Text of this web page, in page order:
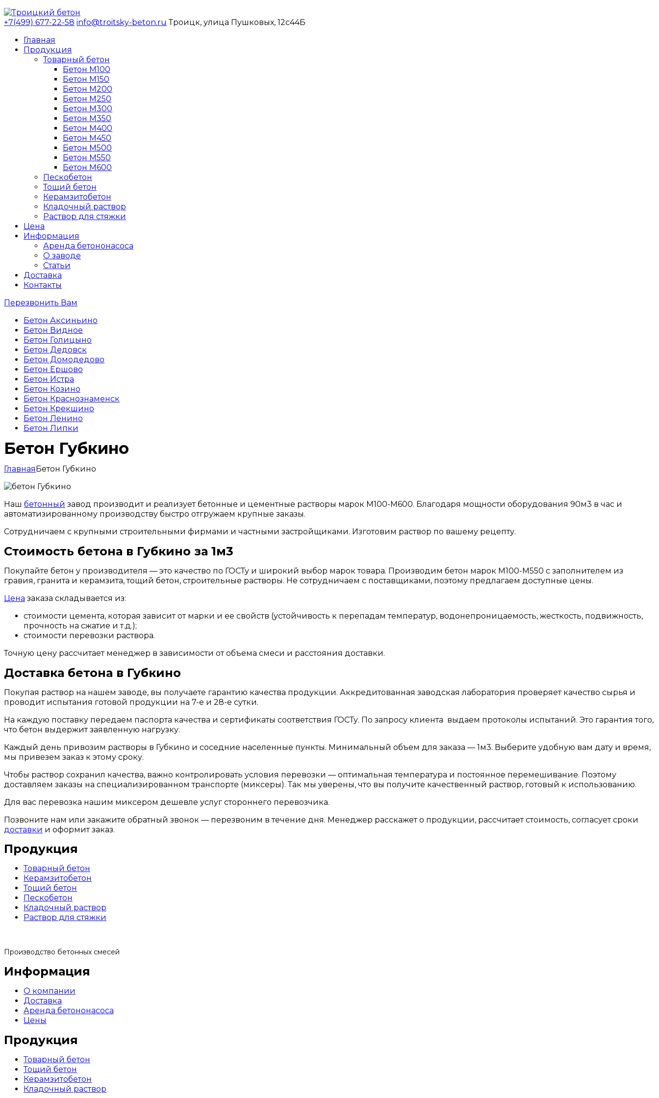
+7(499) 677-22-58 info@troitsky-beton.ru Троицк, улица Пушковых, 12с44Б
Главная
Продукция
Товарный бетон
Бетон М100
Бетон М150
Бетон М200
Бетон М250
Бетон М300
Бетон М350
Бетон М400
Бетон М450
Бетон М500
Бетон М550
Бетон М600
Пескобетон
Тощий бетон
Керамзитобетон
Кладочный раствор
Раствор для стяжки
Цена
Информация
Аренда бетононасоса
О заводе
Статьи
Доставка
Контакты
Перезвонить Вам
Бетон Аксиньино
Бетон Видное
Бетон Голицыно
Бетон Дедовск
Бетон Домодедово
Бетон Ершово
Бетон Истра
Бетон Козино
Бетон Краснознаменск
Бетон Крекшино
Бетон Ленино
Бетон Липки
Бетон Губкино
ГлавнаяБетон Губкино
Наш бетонный завод производит и реализует бетонные и цементные растворы марок М100-М600. Благодаря мощности оборудования 90м3 в час и
автоматизированному производству быстро отгружаем крупные заказы.
Сотрудничаем с крупными строительными фирмами и частными застройщиками. Изготовим раствор по вашему рецепту.
Стоимость бетона в Губкино за 1м3
Покупайте бетон у производителя — это качество по ГОСТу и широкий выбор марок товара. Производим бетон марок М100-М550 с заполнителем из
гравия, гранита и керамзита, тощий бетон, строительные растворы. Не сотрудничаем с поставщиками, поэтому предлагаем доступные цены.
Цена заказа складывается из:
стоимости цемента, которая зависит от марки и ее свойств (устойчивость к перепадам температур, водонепроницаемость, жесткость, подвижность,
прочность на сжатие и т.д.);
стоимости перевозки раствора.
Точную цену рассчитает менеджер в зависимости от объема смеси и расстояния доставки.
Доставка бетона в Губкино
Покупая раствор на нашем заводе, вы получаете гарантию качества продукции. Аккредитованная заводская лаборатория проверяет качество сырья и
проводит испытания готовой продукции на 7-е и 28-е сутки.
На каждую поставку передаем паспорта качества и сертификаты соответствия ГОСТу. По запросу клиента выдаем протоколы испытаний. Это гарантия того,
что бетон выдержит заявленную нагрузку.
Каждый день привозим растворы в Губкино и соседние населенные пункты. Минимальный объем для заказа — 1м3. Выберите удобную вам дату и время,
мы привезем заказ к этому сроку.
Чтобы раствор сохранил качества, важно контролировать условия перевозки — оптимальная температура и постоянное перемешивание. Поэтому
доставляем заказы на специализированном транспорте (миксеры). Так мы уверены, что вы получите качественный раствор, готовый к использованию.
Для вас перевозка нашим миксером дешевле услуг стороннего перевозчика.
Позвоните нам или закажите обратный звонок — перезвоним в течение дня. Менеджер расскажет о продукции, рассчитает стоимость, согласует сроки
доставки и оформит заказ.
Продукция
Товарный бетон
Керамзитобетон
Тощий бетон
Пескобетон
Кладочный раствор
Раствор для стяжки
Производство бетонных смесей
Информация
О компании
Доставка
Аренда бетононасоса
Цены
Продукция
Товарный бетон
Тощий бетон
Керамзитобетон
Кладочный раствор